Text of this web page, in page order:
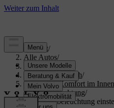
Support/
Alle Autos/
S60 2024/
Benutzerhandbuch/
Klima und Komfort im
Innenbeleuchtung/
Innenraumbeleuchtung